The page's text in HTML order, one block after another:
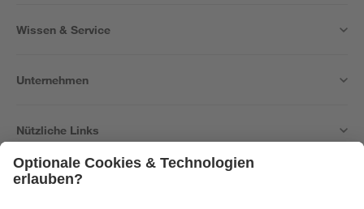
Wissen & Service
Unternehmen
Nützliche Links